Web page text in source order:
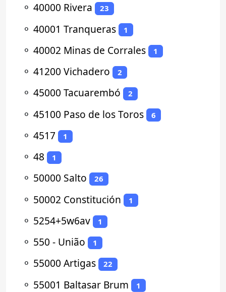
⚬ 40000 Rivera 23
⚬ 40001 Tranqueras 1
⚬ 40002 Minas de Corrales 1
⚬ 41200 Vichadero 2
⚬ 45000 Tacuarembó 2
⚬ 45100 Paso de los Toros 6
⚬ 4517 1
⚬ 48 1
⚬ 50000 Salto 26
⚬ 50002 Constitución 1
⚬ 5254+5w6av 1
⚬ 550 - União 1
⚬ 55000 Artigas 22
⚬ 55001 Baltasar Brum 1